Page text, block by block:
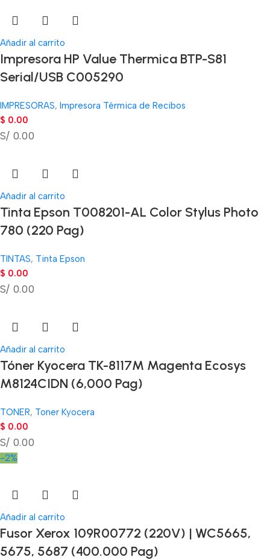
Añadir al carrito
Impresora HP Value Thermica BTP-S81
Serial/USB C005290
IMPRESORAS, Impresora Térmica de Recibos
$ 0.00
S/ 0.00
Añadir al carrito
Tinta Epson T008201-AL Color Stylus Photo
780 (220 Pag)
TINTAS, Tinta Epson
$ 0.00
S/ 0.00
Añadir al carrito
Tóner Kyocera TK-8117M Magenta Ecosys
M8124CIDN (6,000 Pag)
TONER, Toner Kyocera
$ 0.00
S/ 0.00
-2%
Añadir al carrito
Fusor Xerox 109R00772 (220V) | WC5665,
5675, 5687 (400.000 Pag)